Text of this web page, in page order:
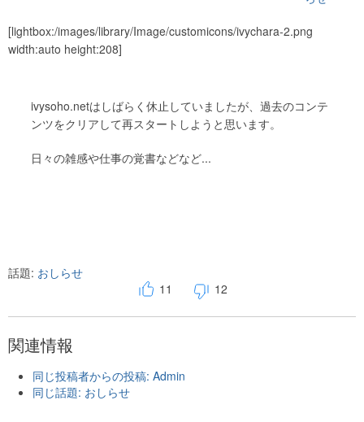
[lightbox:/images/library/Image/customicons/ivychara-2.png
width:auto height:208]
ivysoho.netはしばらく休止していましたが、過去のコンテ
ンツをクリアして再スタートしようと思います。
日々の雑感や仕事の覚書などなど...
話題: おしらせ
11
12
関連情報
同じ投稿者からの投稿: Admin
同じ話題: おしらせ